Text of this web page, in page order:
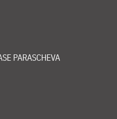
PARASCHEVA